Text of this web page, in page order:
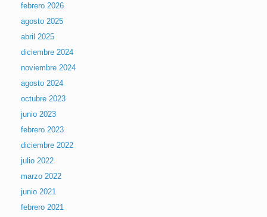
febrero 2026
agosto 2025
abril 2025
diciembre 2024
noviembre 2024
agosto 2024
octubre 2023
junio 2023
febrero 2023
diciembre 2022
julio 2022
marzo 2022
junio 2021
febrero 2021